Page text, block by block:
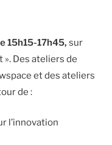
15h15-17h45, sur
». Des ateliers de
et des ateliers
de :
l’innovation